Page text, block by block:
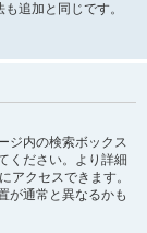
追加と同じです。
ジ内の検索ボックス
ください。より詳細
アクセスできます。
が通常と異なるかも